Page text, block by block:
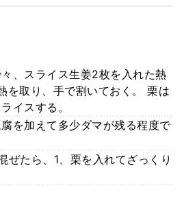
、スライス生姜2枚を入れた熱
を取り、手で割いておく。 栗は
イスする。
を加えて多少ダマが残る程度で
たら、1、栗を入れてざっくり